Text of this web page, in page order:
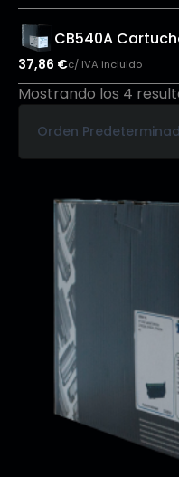
CB540A
37,86 €c/ IVA incluido
Mostrando los 4